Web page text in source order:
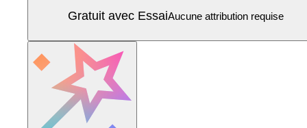
Gratuit avec EssaiAucune attribution requise